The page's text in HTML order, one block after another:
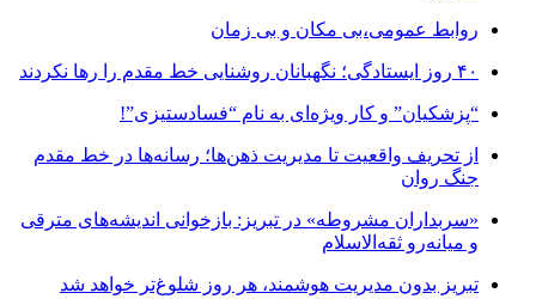
روابط عمومی،بی مکان و بی زمان
۴۰ روز ایستادگی؛ نگهبانان روشنایی خط مقدم را رها نکردند
“پزشکیان” و کار ویژه‌ای به نام “فسادستیزی”!
از تحریف واقعیت تا مدیریت ذهن‌ها؛ رسانه‌ها در خط مقدم
جنگ روان
«سربداران مشروطه» در تبریز: بازخوانی اندیشه‌های مترقی
و میانه‌رو ثقه‌الاسلام
تبریز بدون مدیریت هوشمند، هر روز شلوغ‌تر خواهد شد